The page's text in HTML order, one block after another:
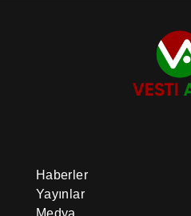
Haberler
Yayınlar
Medya